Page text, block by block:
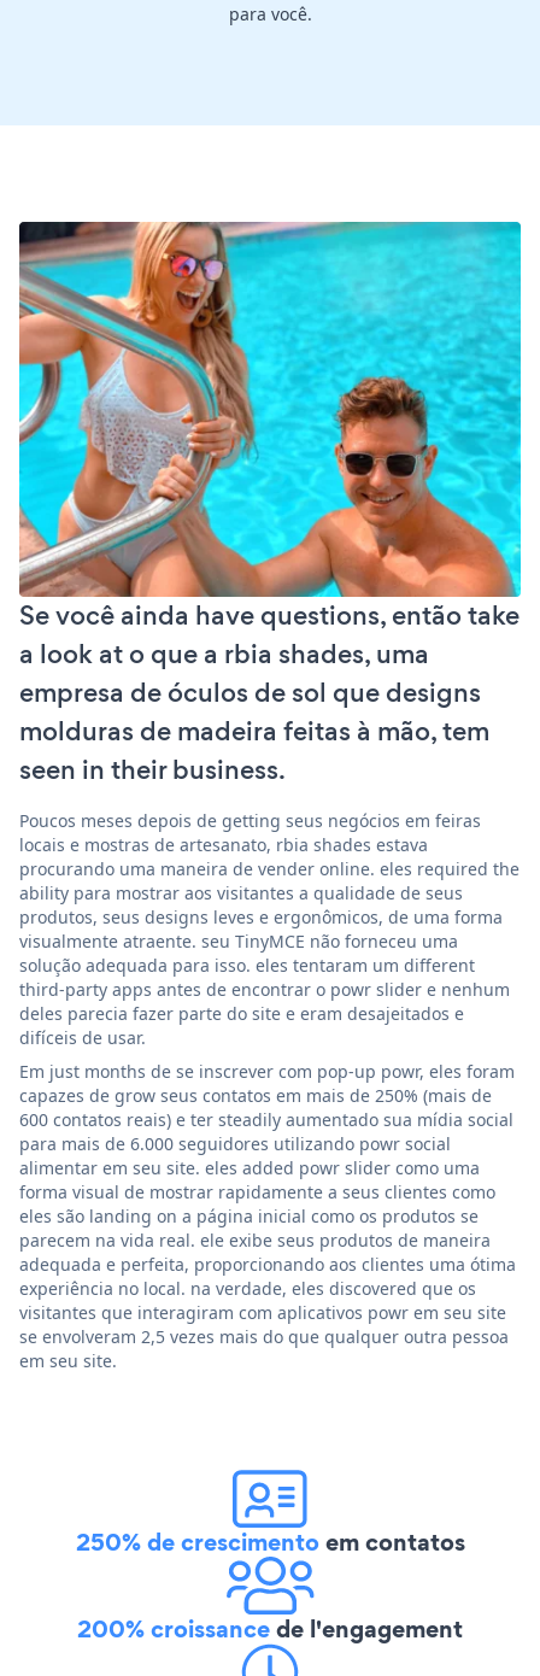
para você.
Se você ainda have questions, então take
a look at o que a rbia shades, uma
empresa de óculos de sol que designs
molduras de madeira feitas à mão, tem
seen in their business.
Poucos meses depois de getting seus negócios em feiras
locais e mostras de artesanato, rbia shades estava
procurando uma maneira de vender online. eles required the
ability para mostrar aos visitantes a qualidade de seus
produtos, seus designs leves e ergonômicos, de uma forma
visualmente atraente. seu TinyMCE não forneceu uma
solução adequada para isso. eles tentaram um different
third-party apps antes de encontrar o powr slider e nenhum
deles parecia fazer parte do site e eram desajeitados e
difíceis de usar.
Em just months de se inscrever com pop-up powr, eles foram
capazes de grow seus contatos em mais de 250% (mais de
600 contatos reais) e ter steadily aumentado sua mídia social
para mais de 6.000 seguidores utilizando powr social
alimentar em seu site. eles added powr slider como uma
forma visual de mostrar rapidamente a seus clientes como
eles são landing on a página inicial como os produtos se
parecem na vida real. ele exibe seus produtos de maneira
adequada e perfeita, proporcionando aos clientes uma ótima
experiência no local. na verdade, eles discovered que os
visitantes que interagiram com aplicativos powr em seu site
se envolveram 2,5 vezes mais do que qualquer outra pessoa
em seu site.
250% de crescimentoem contatos
200% croissancede l'engagement